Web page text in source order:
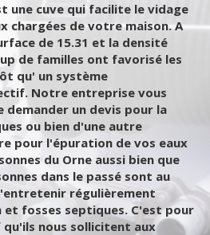
une cuve qui facilite le vidage
chargées de votre maison. A
de 15.31 et la densité
de familles ont favorisé les
qu' un système
Notre entreprise vous
demander un devis pour la
ou bien d'une autre
pour l'épuration de vos eaux
du Orne aussi bien que
dans le passé sont au
régulièrement
fosses septiques. C'est pour
nous sollicitent aux